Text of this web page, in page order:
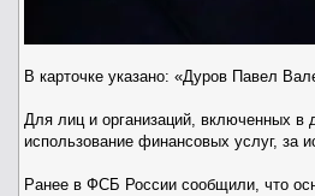
В карточке указано: «Дуров Павел
Для лиц и организаций, включенных в
использование финансовых услуг, за
Ранее в ФСБ России сообщили, что